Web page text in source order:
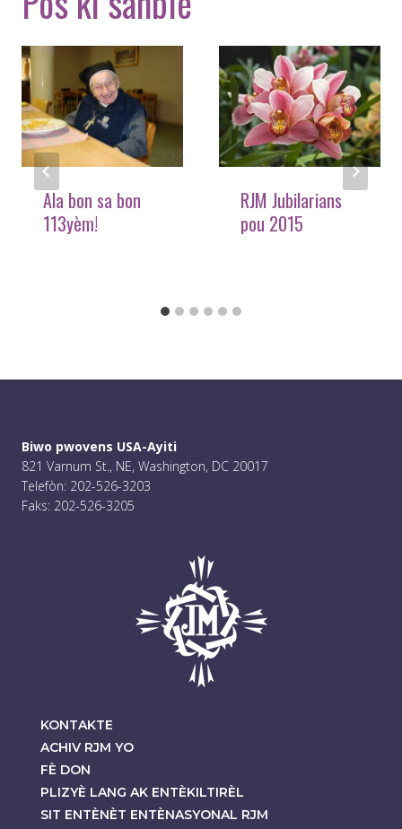
Ala bon sa bon
113yèm!
RJM Jubilarians
pou 2015
Biwo pwovens USA-Ayiti
821 Varnum St., NE, Washington, DC 20017
Telefòn: 202-526-3203
Faks: 202-526-3205
KONTAKTE
ACHIV RJM YO
FÈ DON
PLIZYÈ LANG AK ENTÈKILTIRÈL
SIT ENTÈNÈT ENTÈNASYONAL RJM